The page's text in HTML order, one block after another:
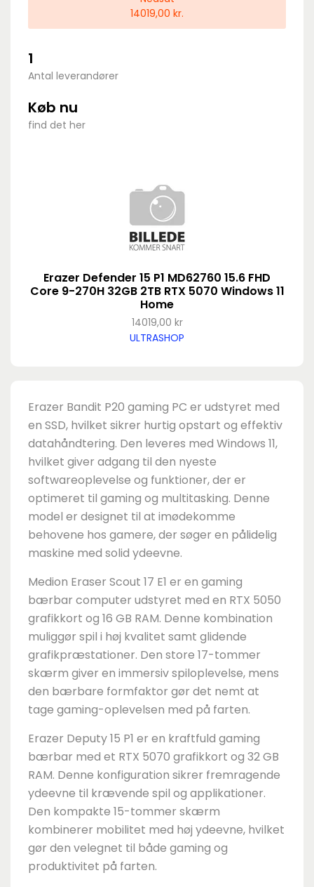
14019,00 kr.
1
Antal leverandører
Køb nu
find det her
Erazer Defender 15 P1 MD62760 15.6 FHD
Core 9-270H 32GB 2TB RTX 5070 Windows 11
Home
14019,00 kr
ULTRASHOP
Erazer Bandit P20 gaming PC er udstyret med
en SSD, hvilket sikrer hurtig opstart og effektiv
datahåndtering. Den leveres med Windows 11,
hvilket giver adgang til den nyeste
softwareoplevelse og funktioner, der er
optimeret til gaming og multitasking. Denne
model er designet til at imødekomme
behovene hos gamere, der søger en pålidelig
maskine med solid ydeevne.
Medion Eraser Scout 17 E1 er en gaming
bærbar computer udstyret med en RTX 5050
grafikkort og 16 GB RAM. Denne kombination
muliggør spil i høj kvalitet samt glidende
grafikpræstationer. Den store 17-tommer
skærm giver en immersiv spiloplevelse, mens
den bærbare formfaktor gør det nemt at
tage gaming-oplevelsen med på farten.
Erazer Deputy 15 P1 er en kraftfuld gaming
bærbar med et RTX 5070 grafikkort og 32 GB
RAM. Denne konfiguration sikrer fremragende
ydeevne til krævende spil og applikationer.
Den kompakte 15-tommer skærm
kombinerer mobilitet med høj ydeevne, hvilket
gør den velegnet til både gaming og
produktivitet på farten.